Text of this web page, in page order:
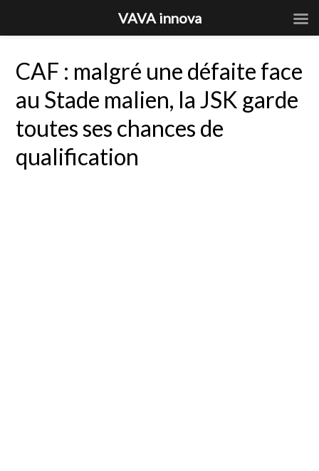
CAF : malgré une défaite face
au Stade malien, la JSK garde
toutes ses chances de
qualification
VAVA innova